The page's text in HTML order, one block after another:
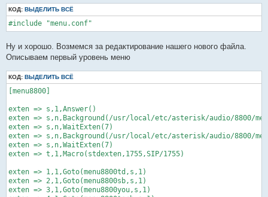
КОД: ВЫДЕЛИТЬ ВСЁ
#include "menu.conf"
Ну и хорошо. Возмемся за редактирование нашего нового файла.
Описываем первый уровень меню
КОД: ВЫДЕЛИТЬ ВСЁ
[menu8800]
exten => s,1,Answer()
exten => s,n,Background(/usr/local/etc/asterisk/audio/8800/
exten => s,n,WaitExten(7)
exten => s,n,Background(/usr/local/etc/asterisk/audio/8800/
exten => s,n,WaitExten(7)
exten => t,1,Macro(stdexten,1755,SIP/1755)
exten => 1,1,Goto(menu8800td,s,1)
exten => 2,1,Goto(menu8800sb,s,1)
exten => 3,1,Goto(menu8800you,s,1)